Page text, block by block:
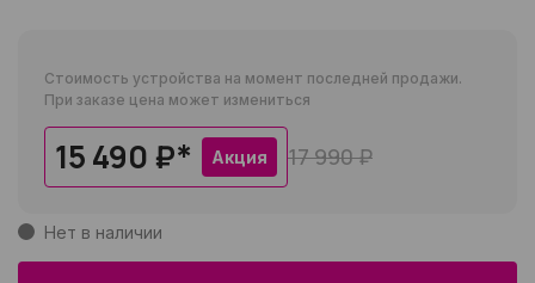
Стоимость устройства на момент последней продажи.
При заказе цена может измениться
15 490 ₽* Акция 17 990 ₽
Нет в наличии